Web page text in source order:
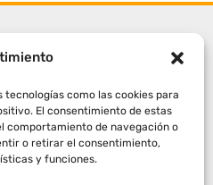
como las cookies para
El consentimiento de estas
comportamiento de navegación o
o retirar el consentimiento,
y funciones.